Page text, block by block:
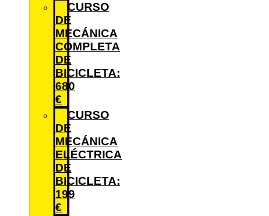
CURSO
DE
MECÁNICA
COMPLETA
DE
BICICLETA:
680
€
CURSO
DE
MECÁNICA
ELÉCTRICA
DE
BICICLETA:
199
€